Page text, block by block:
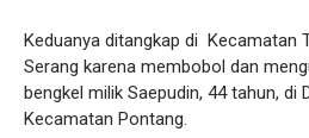
Keduanya ditangkap di Kecamatan
Serang karena membobol dan
bengkel milik Saepudin, 44 tahun, di
Kecamatan Pontang.